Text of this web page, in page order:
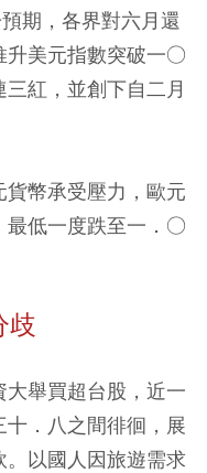
期，各界對六月還
升美元指數突破一○
紅，並創下自二月
幣承受壓力，歐元
最低一度跌至一．○
歧
舉買超台股，近一
．八之間徘徊，展
以國人因旅遊需求